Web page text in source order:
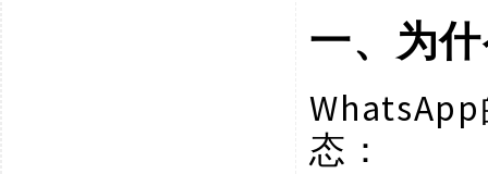
一、为
态：